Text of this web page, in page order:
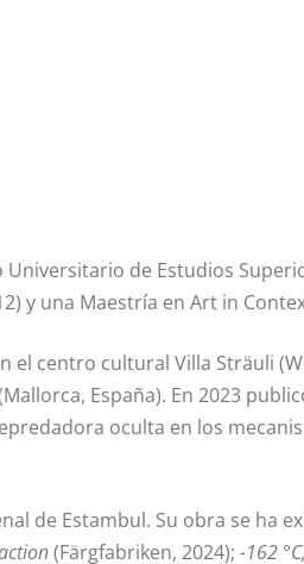
de Estudios
y una Maestría en Art in
el centro cultural Villa Sträuli
España). En 2023
oculta en los
de Estambul. Su obra se ha
(Färgfabriken, 2024); -162